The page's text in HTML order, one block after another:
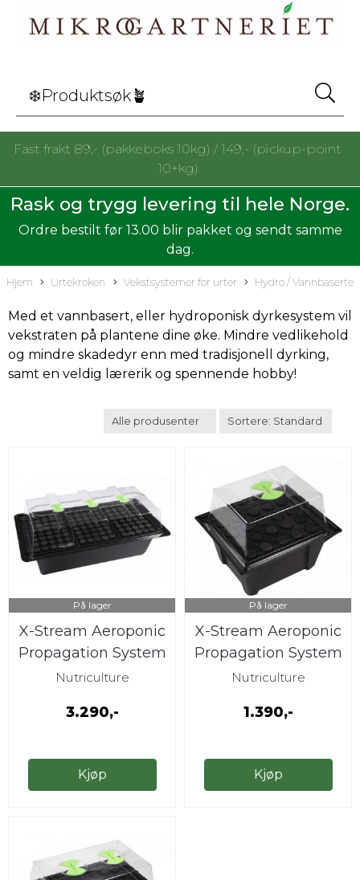
Fast frakt 89,- (pakkeboks 10kg) / 149,- (pickup-point
10+kg)
Rask og trygg levering til hele Norge.
Ordre bestilt før 13.00 blir pakket og sendt samme
dag.
Hjem Urtekroken Vekstsystemer for urter Hydro / Vannbaserte
Med et vannbasert, eller hydroponisk dyrkesystem vil
vekstraten på plantene dine øke. Mindre vedlikehold
og mindre skadedyr enn med tradisjonell dyrking,
samt en veldig lærerik og spennende hobby!
På lager
X-Stream Aeroponic
Propagation System
120 planter
Nutriculture
3.290,-
Kjøp
På lager
X-Stream Aeroponic
Propagation System
20 planter
Nutriculture
1.390,-
Kjøp